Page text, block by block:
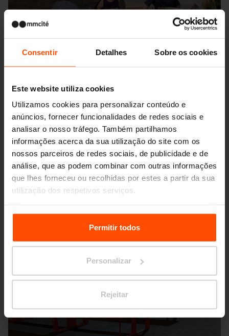
Consentir Detalhes Sobre os cookies
Este website utiliza cookies
Utilizamos cookies para personalizar conteúdo e
anúncios, fornecer funcionalidades de redes sociais e
analisar o nosso tráfego. Também partilhamos
informações acerca da sua utilização do site com os
nossos parceiros de redes sociais, de publicidade e de
análise, que as podem combinar com outras informações
que lhes forneceu ou recolhidas por estes a partir da sua
utilização dos respetivos serviços.
Para mais informações, por favor visitePrinciples
Relating to the Processing Personal Data.
Permitir todos
Personalizar
Rejeitar
Seattle – Popup park